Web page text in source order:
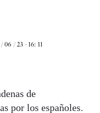
06 / 23 - 16: 11
de
por los españoles.